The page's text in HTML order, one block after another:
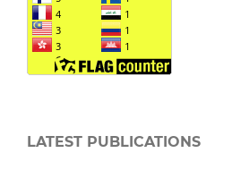
LATEST PUBLICATIONS